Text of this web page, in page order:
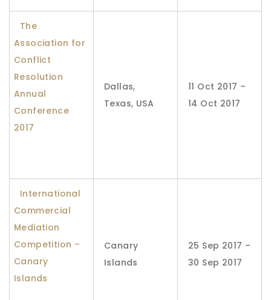
The
Association for
Conflict
Resolution
Annual
Conference
2017
Dallas,
Texas, USA
11 Oct 2017 –
14 Oct 2017
International
Commercial
Mediation
Competition –
Canary
Islands
Canary
Islands
25 Sep 2017 –
30 Sep 2017